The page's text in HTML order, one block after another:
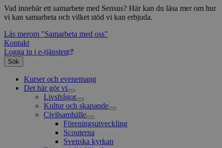
Vad innebär ett samarbete med Sensus? Här kan du läsa mer om hur
vi kan samarbeta och vilket stöd vi kan erbjuda.
Läs merom "Samarbeta med oss"
Kontakt
Logga in i e-tjänsten
Sök
Kurser och evenemang
Det här gör vi
Livsfrågor
Interreligiöst arbete
Existentiell och psykisk hälsa
Kultur och skapande
Musik
Körsång
Civilsamhälle
Föreningsutveckling
Scouterna
Svenska kyrkan